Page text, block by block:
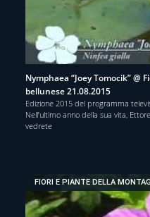
Nymphaea “Joey Tomocik” @
bellunese 21.08.2015
Edizione 2015 del programma
Nell’ultimo anno della sua vita,
vedrete
FIORI E PIANTE DELLA